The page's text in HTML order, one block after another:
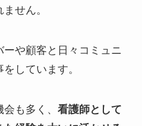
せん。
ーや顧客と日々コミュニ
しています。
も多く、 看護師として